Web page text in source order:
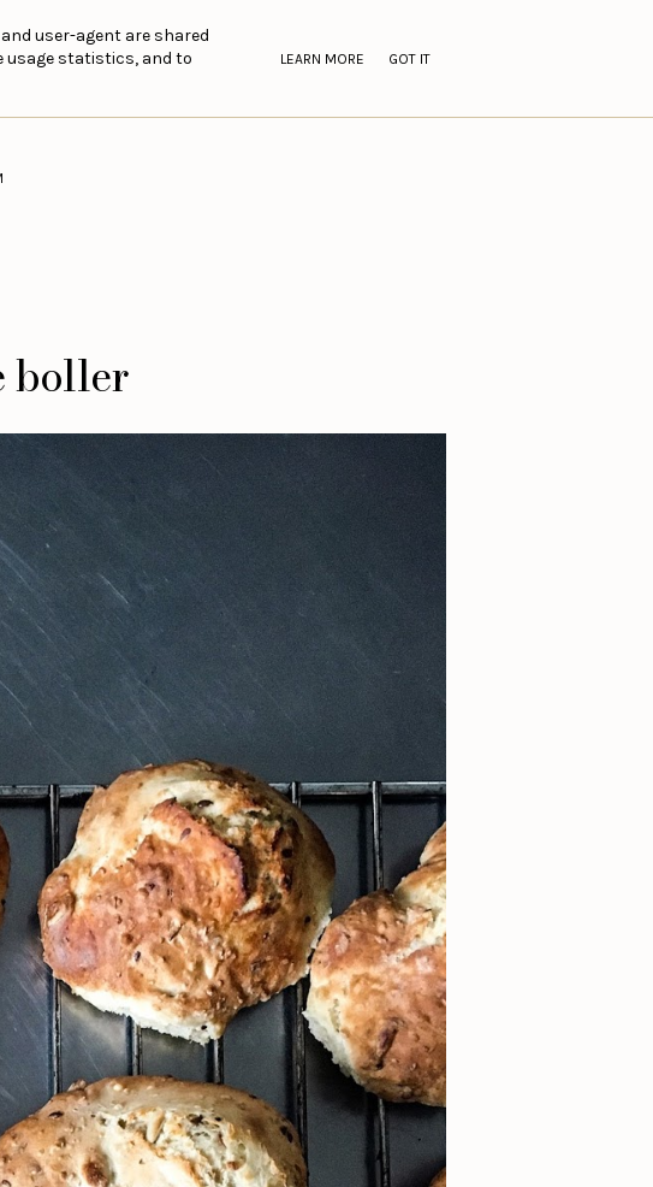
boller
user-agent are shared
usage statistics, and to
LEARN MORE GOT IT